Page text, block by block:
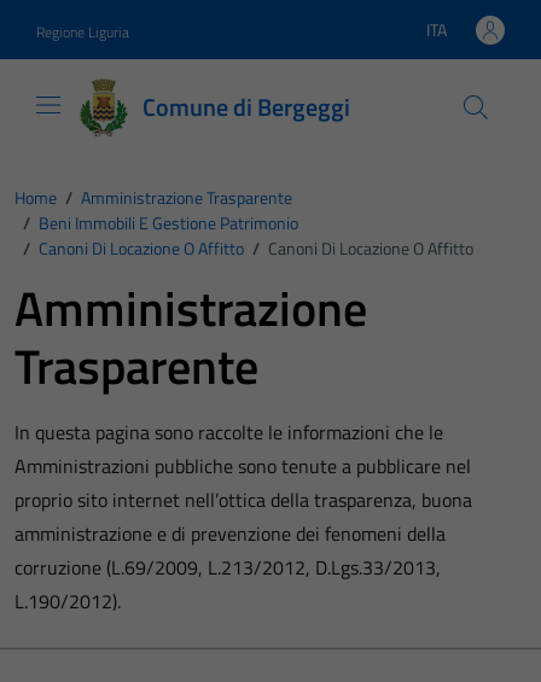
Regione Liguria Lingua attiva:
ITA
Comune di Bergeggi
Home / Amministrazione Trasparente
/ Beni Immobili E Gestione Patrimonio
/ Canoni Di Locazione O Affitto / Canoni Di Locazione O Affitto
Amministrazione
Trasparente
In questa pagina sono raccolte le informazioni che le
Amministrazioni pubbliche sono tenute a pubblicare nel
proprio sito internet nell’ottica della trasparenza, buona
amministrazione e di prevenzione dei fenomeni della
corruzione (L.69/2009, L.213/2012, D.Lgs.33/2013,
L.190/2012).